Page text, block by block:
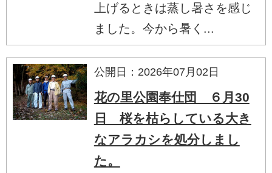
上げるときは蒸し暑さを感じ
ました。今から暑く...
公開日：2026年07月02日
花の里公園奉仕団 ６月30
日 桜を枯らしている大き
なアラカシを処分しまし
た。